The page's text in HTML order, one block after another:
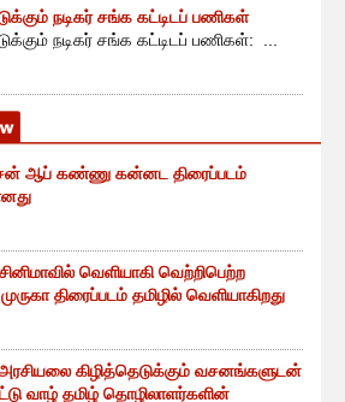
நடிகர் சங்க கட்டிடப் பணிகள்
நடிகர் சங்க கட்டிடப் பணிகள்: ...
சன் ஆப் கண்ணு கன்னட திரைப்படம்
வெளியாகி வெற்றிபெற்ற
திரைப்படம் தமிழில் வெளியாகிறது
கிழித்தெடுக்கும் வசனங்களுடன்
வாழ் தமிழ் தொழிலாளர்களின்